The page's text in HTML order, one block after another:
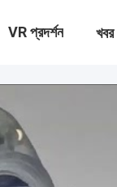
VR প্রদর্শন খবর